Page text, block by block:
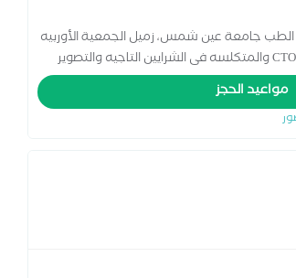
جامعة عين شمس، زميل الجمعية الأوربيه
لأمراض القلب. متخصص فى القسطرة التداخليه للانسدادات المزمنه CTO والمتكلسه فى الشرايين التاجيه والتصوير
مواعيد الحجز